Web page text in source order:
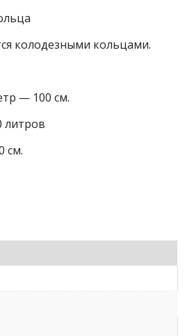
колодезными кольцами.
— 100 см.
см.